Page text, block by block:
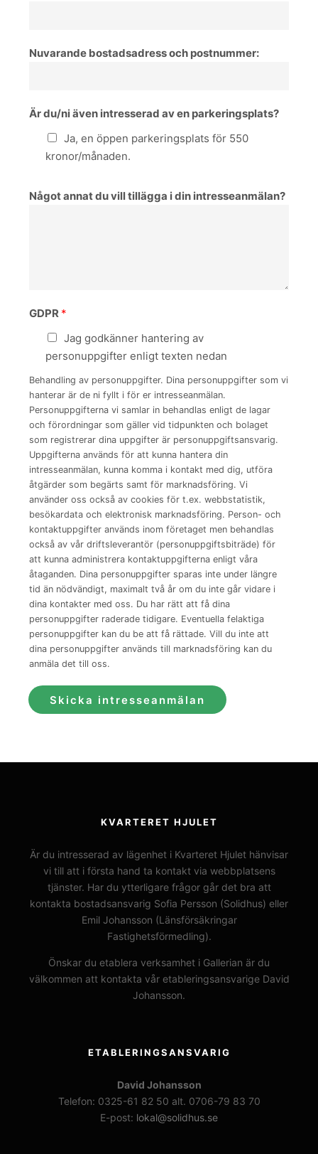
Nuvarande bostadsadress och postnummer:
Är du/ni även intresserad av en parkeringsplats?
Ja, en öppen parkeringsplats för 550
kronor/månaden.
Något annat du vill tillägga i din intresseanmälan?
GDPR *
Jag godkänner hantering av
personuppgifter enligt texten nedan
Behandling av personuppgifter. Dina personuppgifter som vi
hanterar är de ni fyllt i för er intresseanmälan.
Personuppgifterna vi samlar in behandlas enligt de lagar
och förordningar som gäller vid tidpunkten och bolaget
som registrerar dina uppgifter är personuppgiftsansvarig.
Uppgifterna används för att kunna hantera din
intresseanmälan, kunna komma i kontakt med dig, utföra
åtgärder som begärts samt för marknadsföring. Vi
använder oss också av cookies för t.ex. webbstatistik,
besökardata och elektronisk marknadsföring. Person- och
kontaktuppgifter används inom företaget men behandlas
också av vår driftsleverantör (personuppgiftsbiträde) för
att kunna administrera kontaktuppgifterna enligt våra
åtaganden. Dina personuppgifter sparas inte under längre
tid än nödvändigt, maximalt två år om du inte går vidare i
dina kontakter med oss. Du har rätt att få dina
personuppgifter raderade tidigare. Eventuella felaktiga
personuppgifter kan du be att få rättade. Vill du inte att
dina personuppgifter används till marknadsföring kan du
anmäla det till oss.
Skicka intresseanmälan
KVARTERET HJULET
Är du intresserad av lägenhet i Kvarteret Hjulet hänvisar
vi till att i första hand ta kontakt via webbplatsens
tjänster. Har du ytterligare frågor går det bra att
kontakta bostadsansvarig Sofia Persson (Solidhus) eller
Emil Johansson (Länsförsäkringar
Fastighetsförmedling).
Önskar du etablera verksamhet i Gallerian är du
välkommen att kontakta vår etableringsansvarige David
Johansson.
ETABLERINGSANSVARIG
David Johansson
Telefon: 0325-61 82 50 alt. 0706-79 83 70
E-post: lokal@solidhus.se